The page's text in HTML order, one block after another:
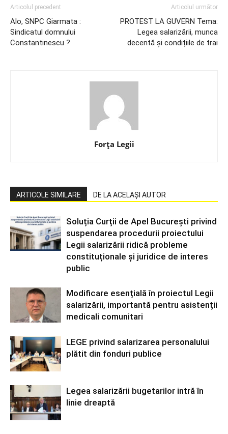
Articolul precedent
Alo, SNPC Giarmata :
Sindicatul domnului
Constantinescu ?
Articolul următor
PROTEST LA GUVERN Tema:
Legea salarizării, munca
decentă și condițiile de trai
Forța Legii
ARTICOLE SIMILARE DE LA ACELAȘI AUTOR
Soluția Curții de Apel București privind
suspendarea procedurii proiectului
Legii salarizării ridică probleme
constituționale și juridice de interes
public
Modificare esențială în proiectul Legii
salarizării, importantă pentru asistenții
medicali comunitari
LEGE privind salarizarea personalului
plătit din fonduri publice
Legea salarizării bugetarilor intră în
linie dreaptă